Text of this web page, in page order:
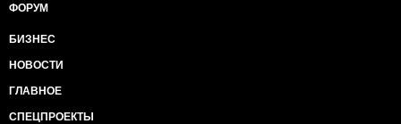
ФОРУМ
БИЗНЕС
НОВОСТИ
ГЛАВНОЕ
СПЕЦПРОЕКТЫ